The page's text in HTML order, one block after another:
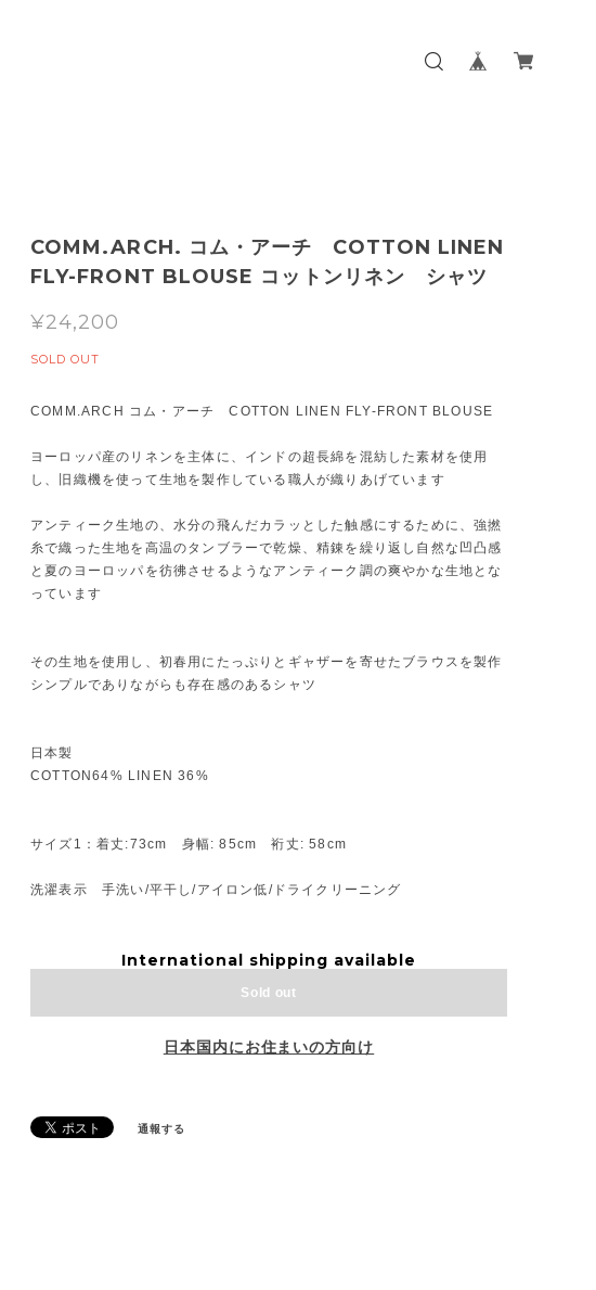
COMM.ARCH. コム・アーチ COTTON LINEN
FLY-FRONT BLOUSE コットンリネン シャツ
¥24,200
SOLD OUT
COMM.ARCH コム・アーチ COTTON LINEN FLY-FRONT BLOUSE
ヨーロッパ産のリネンを主体に、インドの超長綿を混紡した素材を使用
し、旧織機を使って生地を製作している職人が織りあげています
アンティーク生地の、水分の飛んだカラッとした触感にするために、強撚
糸で織った生地を高温のタンブラーで乾燥、精錬を繰り返し自然な凹凸感
と夏のヨーロッパを彷彿させるようなアンティーク調の爽やかな生地とな
っています
その生地を使用し、初春用にたっぷりとギャザーを寄せたブラウスを製作
シンプルでありながらも存在感のあるシャツ
日本製
COTTON64% LINEN 36%
サイズ1：着丈:73cm 身幅: 85cm 裄丈: 58cm
洗濯表示 手洗い/平干し/アイロン低/ドライクリーニング
International shipping available
Sold out
日本国内にお住まいの方向け
通報する